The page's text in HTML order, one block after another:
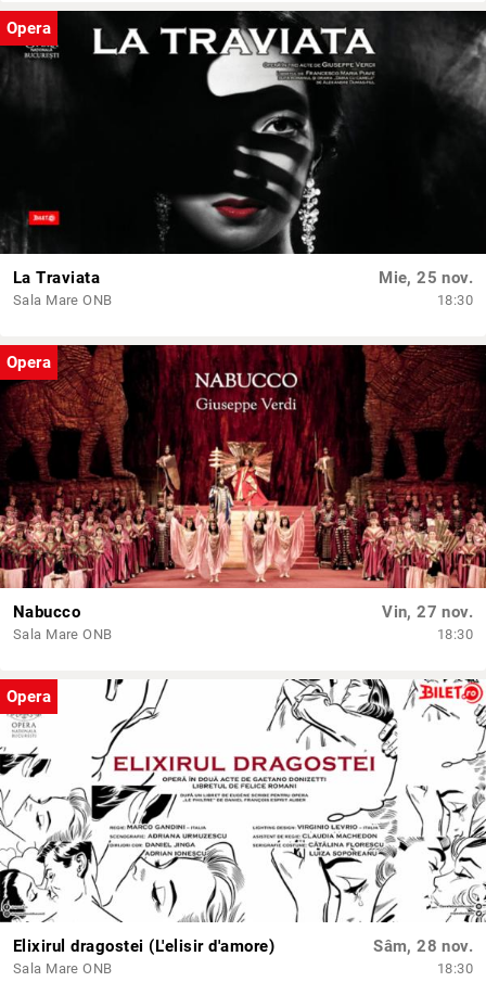
Opera
La Traviata
Sala Mare ONB
Mie, 25 nov.
18:30
Opera
Nabucco
Sala Mare ONB
Vin, 27 nov.
18:30
Opera
Elixirul dragostei (L'elisir d'amore)
Sala Mare ONB
Sâm, 28 nov.
18:30